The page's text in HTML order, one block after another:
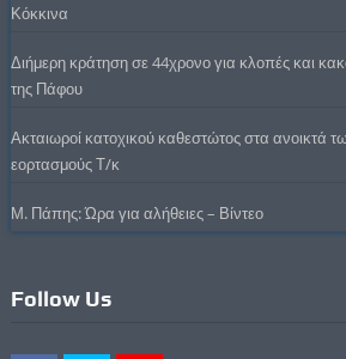
Κόκκινα
Διήμερη κράτηση σε 44χρονο για κλοπές και
της Πάφου
Ακταιωροί κατοχικού καθεστώτος στα ανοικτά
εορτασμούς Τ/κ
Μ. Πάπης: Ώρα για αλήθειες – Βίντεο
Follow Us